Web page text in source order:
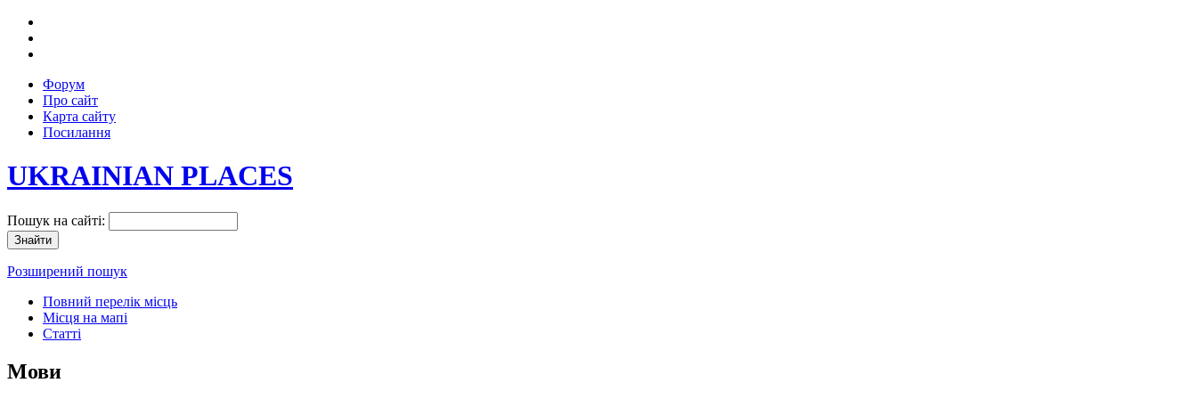
Форум
Про сайт
Карта сайту
Посилання
UKRAINIAN PLACES
Пошук на сайті:
Розширений пошук
Повний перелік місць
Місця на мапі
Статті
Мови